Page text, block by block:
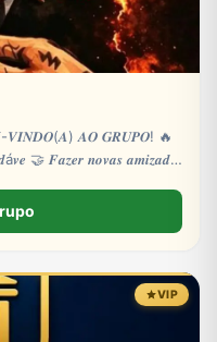
𝑨𝑶 𝑮𝑹𝑼𝑷𝑶! 🔥
🤝 𝑭𝒂𝒛𝒆𝒓 𝒏𝒐𝒗𝒂𝒔 𝒂𝒎𝒊𝒛𝒂𝒅𝒆𝒔
VIP